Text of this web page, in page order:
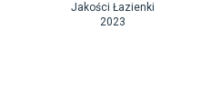
Jakości Łazienki
2023